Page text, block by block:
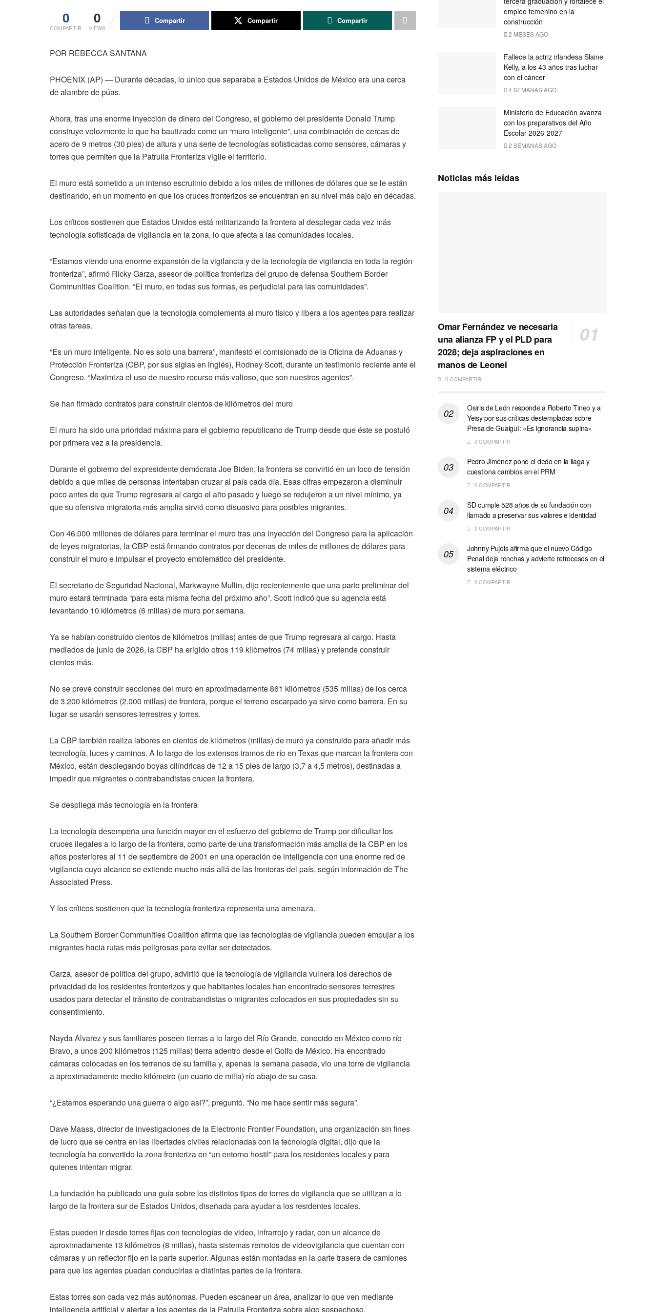
0
COMPARTIR
0
VIEWS
Compartir Compartir Compartir
POR REBECCA SANTANA
PHOENIX (AP) — Durante décadas, lo único que separaba a Estados Unidos de México era una cerca
de alambre de púas.
Ahora, tras una enorme inyección de dinero del Congreso, el gobierno del presidente Donald Trump
construye velozmente lo que ha bautizado como un “muro inteligente”, una combinación de cercas de
acero de 9 metros (30 pies) de altura y una serie de tecnologías sofisticadas como sensores, cámaras y
torres que permiten que la Patrulla Fronteriza vigile el territorio.
El muro está sometido a un intenso escrutinio debido a los miles de millones de dólares que se le están
destinando, en un momento en que los cruces fronterizos se encuentran en su nivel más bajo en décadas.
Los críticos sostienen que Estados Unidos está militarizando la frontera al desplegar cada vez más
tecnología sofisticada de vigilancia en la zona, lo que afecta a las comunidades locales.
“Estamos viendo una enorme expansión de la vigilancia y de la tecnología de vigilancia en toda la región
fronteriza”, afirmó Ricky Garza, asesor de política fronteriza del grupo de defensa Southern Border
Communities Coalition. “El muro, en todas sus formas, es perjudicial para las comunidades”.
Las autoridades señalan que la tecnología complementa al muro físico y libera a los agentes para realizar
otras tareas.
“Es un muro inteligente. No es solo una barrera”, manifestó el comisionado de la Oficina de Aduanas y
Protección Fronteriza (CBP, por sus siglas en inglés), Rodney Scott, durante un testimonio reciente ante el
Congreso. “Maximiza el uso de nuestro recurso más valioso, que son nuestros agentes”.
Se han firmado contratos para construir cientos de kilómetros del muro
El muro ha sido una prioridad máxima para el gobierno republicano de Trump desde que éste se postuló
por primera vez a la presidencia.
Durante el gobierno del expresidente demócrata Joe Biden, la frontera se convirtió en un foco de tensión
debido a que miles de personas intentaban cruzar al país cada día. Esas cifras empezaron a disminuir
poco antes de que Trump regresara al cargo el año pasado y luego se redujeron a un nivel mínimo, ya
que su ofensiva migratoria más amplia sirvió como disuasivo para posibles migrantes.
Con 46.000 millones de dólares para terminar el muro tras una inyección del Congreso para la aplicación
de leyes migratorias, la CBP está firmando contratos por decenas de miles de millones de dólares para
construir el muro e impulsar el proyecto emblemático del presidente.
El secretario de Seguridad Nacional, Markwayne Mullin, dijo recientemente que una parte preliminar del
muro estará terminada “para esta misma fecha del próximo año”. Scott indicó que su agencia está
levantando 10 kilómetros (6 millas) de muro por semana.
Ya se habían construido cientos de kilómetros (millas) antes de que Trump regresara al cargo. Hasta
mediados de junio de 2026, la CBP ha erigido otros 119 kilómetros (74 millas) y pretende construir
cientos más.
No se prevé construir secciones del muro en aproximadamente 861 kilómetros (535 millas) de los cerca
de 3.200 kilómetros (2.000 millas) de frontera, porque el terreno escarpado ya sirve como barrera. En su
lugar se usarán sensores terrestres y torres.
La CBP también realiza labores en cientos de kilómetros (millas) de muro ya construido para añadir más
tecnología, luces y caminos. A lo largo de los extensos tramos de río en Texas que marcan la frontera con
México, están desplegando boyas cilíndricas de 12 a 15 pies de largo (3,7 a 4,5 metros), destinadas a
impedir que migrantes o contrabandistas crucen la frontera.
Se despliega más tecnología en la frontera
La tecnología desempeña una función mayor en el esfuerzo del gobierno de Trump por dificultar los
cruces ilegales a lo largo de la frontera, como parte de una transformación más amplia de la CBP en los
años posteriores al 11 de septiembre de 2001 en una operación de inteligencia con una enorme red de
vigilancia cuyo alcance se extiende mucho más allá de las fronteras del país, según información de The
Associated Press.
Y los críticos sostienen que la tecnología fronteriza representa una amenaza.
La Southern Border Communities Coalition afirma que las tecnologías de vigilancia pueden empujar a los
migrantes hacia rutas más peligrosas para evitar ser detectados.
Garza, asesor de política del grupo, advirtió que la tecnología de vigilancia vulnera los derechos de
privacidad de los residentes fronterizos y que habitantes locales han encontrado sensores terrestres
usados para detectar el tránsito de contrabandistas o migrantes colocados en sus propiedades sin su
consentimiento.
Nayda Alvarez y sus familiares poseen tierras a lo largo del Río Grande, conocido en México como río
Bravo, a unos 200 kilómetros (125 millas) tierra adentro desde el Golfo de México. Ha encontrado
cámaras colocadas en los terrenos de su familia y, apenas la semana pasada, vio una torre de vigilancia
a aproximadamente medio kilómetro (un cuarto de milla) río abajo de su casa.
“¿Estamos esperando una guerra o algo así?”, preguntó. “No me hace sentir más segura”.
Dave Maass, director de investigaciones de la Electronic Frontier Foundation, una organización sin fines
de lucro que se centra en las libertades civiles relacionadas con la tecnología digital, dijo que la
tecnología ha convertido la zona fronteriza en “un entorno hostil” para los residentes locales y para
quienes intentan migrar.
La fundación ha publicado una guía sobre los distintos tipos de torres de vigilancia que se utilizan a lo
largo de la frontera sur de Estados Unidos, diseñada para ayudar a los residentes locales.
Estas pueden ir desde torres fijas con tecnologías de video, infrarrojo y radar, con un alcance de
aproximadamente 13 kilómetros (8 millas), hasta sistemas remotos de videovigilancia que cuentan con
cámaras y un reflector fijo en la parte superior. Algunas están montadas en la parte trasera de camiones
para que los agentes puedan conducirlas a distintas partes de la frontera.
Estas torres son cada vez más autónomas. Pueden escanear un área, analizar lo que ven mediante
inteligencia artificial y alertar a los agentes de la Patrulla Fronteriza sobre algo sospechoso.
empleo femenino en la
construcción
2 MESES AGO
Fallece la actriz irlandesa Slaine
Kelly, a los 43 años tras luchar
con el cáncer
4 SEMANAS AGO
Ministerio de Educación avanza
con los preparativos del Año
Escolar 2026-2027
2 SEMANAS AGO
Noticias más leídas
Omar Fernández ve necesaria
una alianza FP y el PLD para
2028; deja aspiraciones en
manos de Leonel
0 COMPARTIR
Osiris de León responde a Roberto Tineo y a
Yeisy por sus críticas destempladas sobre
Presa de Guaiguí: «Es ignorancia supina»
0 COMPARTIR
Pedro Jiménez pone el dedo en la llaga y
cuestiona cambios en el PRM
0 COMPARTIR
SD cumple 528 años de su fundación con
llamado a preservar sus valores e identidad
0 COMPARTIR
Johnny Pujols afirma que el nuevo Código
Penal deja ronchas y advierte retrocesos en el
sistema eléctrico
0 COMPARTIR